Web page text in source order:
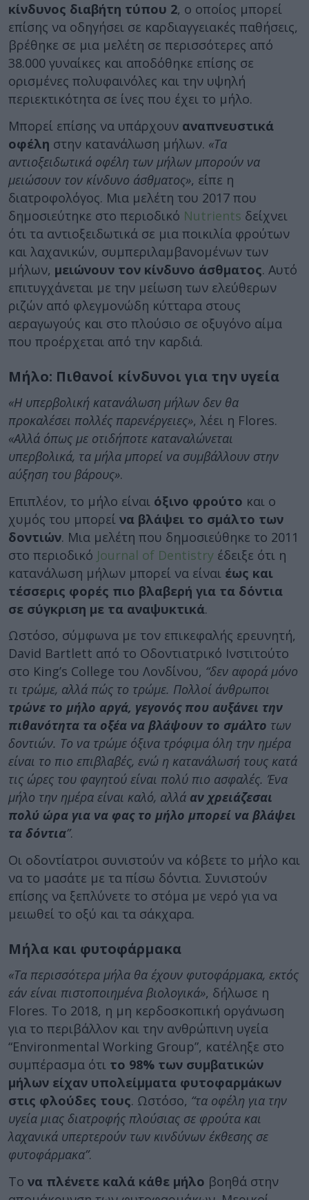
κίνδυνος διαβήτη τύπου 2, ο οποίος μπορεί
επίσης να οδηγήσει σε καρδιαγγειακές παθήσεις,
βρέθηκε σε μια μελέτη σε περισσότερες από
38.000 γυναίκες και αποδόθηκε επίσης σε
ορισμένες πολυφαινόλες και την υψηλή
περιεκτικότητα σε ίνες που έχει το μήλο.
Μπορεί επίσης να υπάρχουν αναπνευστικά
οφέλη στην κατανάλωση μήλων. «Τα
αντιοξειδωτικά οφέλη των μήλων μπορούν να
μειώσουν τον κίνδυνο άσθματος», είπε η
διατροφολόγος. Μια μελέτη του 2017 που
δημοσιεύτηκε στο περιοδικό Nutrients δείχνει
ότι τα αντιοξειδωτικά σε μια ποικιλία φρούτων
και λαχανικών, συμπεριλαμβανομένων των
μήλων, μειώνουν τον κίνδυνο άσθματος. Αυτό
επιτυγχάνεται με την μείωση των ελεύθερων
ριζών από φλεγμονώδη κύτταρα στους
αεραγωγούς και στο πλούσιο σε οξυγόνο αίμα
που προέρχεται από την καρδιά.
Μήλο: Πιθανοί κίνδυνοι για την υγεία
«Η υπερβολική κατανάλωση μήλων δεν θα
προκαλέσει πολλές παρενέργειες», λέει η Flores.
«Αλλά όπως με οτιδήποτε καταναλώνεται
υπερβολικά, τα μήλα μπορεί να συμβάλλουν στην
αύξηση του βάρους».
Επιπλέον, το μήλο είναι όξινο φρούτο και ο
χυμός του μπορεί να βλάψει το σμάλτο των
δοντιών. Μια μελέτη που δημοσιεύθηκε το 2011
στο περιοδικό Journal of Dentistry έδειξε ότι η
κατανάλωση μήλων μπορεί να είναι έως και
τέσσερις φορές πιο βλαβερή για τα δόντια
σε σύγκριση με τα αναψυκτικά.
Ωστόσο, σύμφωνα με τον επικεφαλής ερευνητή,
David Bartlett από το Οδοντιατρικό Ινστιτούτο
στο King’s College του Λονδίνου, “δεν αφορά μόνο
τι τρώμε, αλλά πώς το τρώμε. Πολλοί άνθρωποι
τρώνε το μήλο αργά, γεγονός που αυξάνει την
πιθανότητα τα οξέα να βλάψουν το σμάλτο των
δοντιών. Το να τρώμε όξινα τρόφιμα όλη την ημέρα
είναι το πιο επιβλαβές, ενώ η κατανάλωσή τους κατά
τις ώρες του φαγητού είναι πολύ πιο ασφαλές. Ένα
μήλο την ημέρα είναι καλό, αλλά αν χρειάζεσαι
πολύ ώρα για να φας το μήλο μπορεί να βλάψει
τα δόντια”.
Οι οδοντίατροι συνιστούν να κόβετε το μήλο και
να το μασάτε με τα πίσω δόντια. Συνιστούν
επίσης να ξεπλύνετε το στόμα με νερό για να
μειωθεί το οξύ και τα σάκχαρα.
Μήλα και φυτοφάρμακα
«Τα περισσότερα μήλα θα έχουν φυτοφάρμακα, εκτός
εάν είναι πιστοποιημένα βιολογικά», δήλωσε η
Flores. Το 2018, η μη κερδοσκοπική οργάνωση
για το περιβάλλον και την ανθρώπινη υγεία
“Environmental Working Group”, κατέληξε στο
συμπέρασμα ότι το 98% των συμβατικών
μήλων είχαν υπολείμματα φυτοφαρμάκων
στις φλούδες τους. Ωστόσο, “τα οφέλη για την
υγεία μιας διατροφής πλούσιας σε φρούτα και
λαχανικά υπερτερούν των κινδύνων έκθεσης σε
φυτοφάρμακα”.
Το να πλένετε καλά κάθε μήλο βοηθά στην